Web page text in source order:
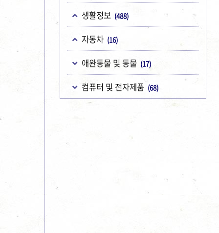
생활정보 (488)
자동차 (16)
애완동물 및 동물 (17)
컴퓨터 및 전자제품 (68)